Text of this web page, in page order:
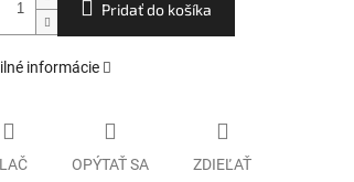
Pridať do košíka
informácie
OPÝTAŤ SA ZDIEĽAŤ